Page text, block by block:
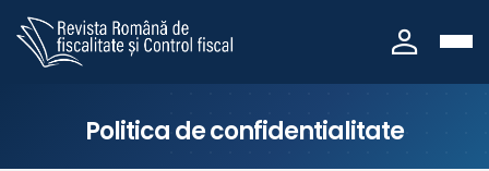
person
Politica de confidentialitate